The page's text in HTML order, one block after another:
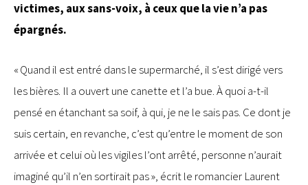
victimes, aux sans-voix, à ceux que la vie n’a pas
épargnés.
« Quand il est entré dans le supermarché, il s’est dirigé vers
les bières. Il a ouvert une canette et l’a bue. À quoi a-t-il
pensé en étanchant sa soif, à qui, je ne le sais pas. Ce dont je
suis certain, en revanche, c’est qu’entre le moment de son
arrivée et celui où les vigiles l’ont arrêté, personne n’aurait
imaginé qu’il n’en sortirait pas », écrit le romancier Laurent